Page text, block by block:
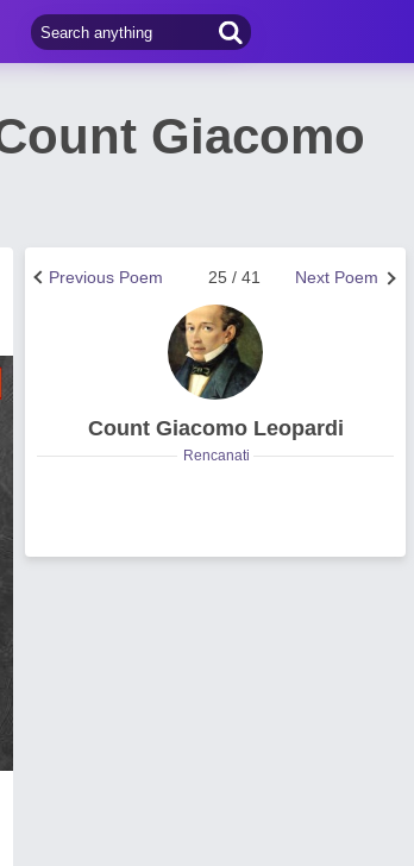
Giacomo
Next Poem
25 / 41
Previous Poem
Count Giacomo Leopardi
Rencanati